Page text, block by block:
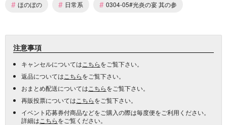
# ほのぼの # 日常系 # 0304-05#光炎の宴 其の参
注意事項
キャンセルについては こちらをご覧下さい。
返品については こちらをご覧下さい。
おまとめ配送については こちらをご覧下さい。
再販投票については こちらをご覧下さい。
イベント応募券付商品などをご購入の際は毎度便をご利用ください。
詳細は こちらをご覧ください。